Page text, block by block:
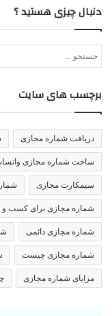
دنبال چیزی هستید ؟
برچسب های سایت
دریافت شماره مجازی
ساخت شماره مجازی
سیمکارت مجازی
شماره مجازی برای کسب و
شماره مجازی دائمی
شماره مجازی چیست
مزایای شماره مجازی